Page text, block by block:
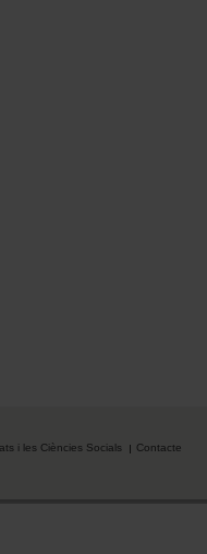
i les Ciències Socials Contacte